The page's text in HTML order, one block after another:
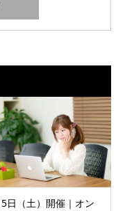
日（土）開催｜オン